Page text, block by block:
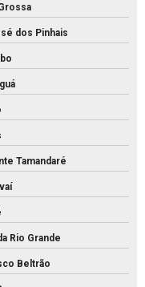
dos Pinhais
Tamandaré
Rio Grande
Beltrão